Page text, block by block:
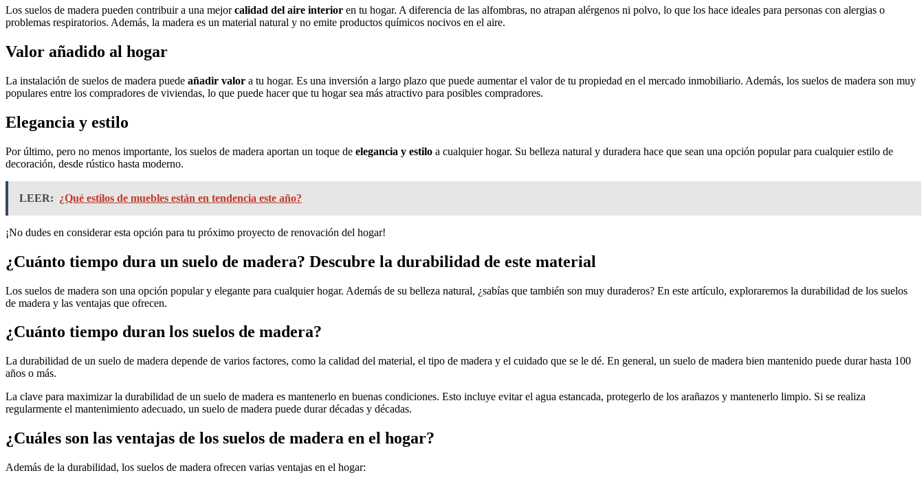
Los suelos de madera pueden contribuir a una mejorcalidad del aire interior en tu hogar. A diferencia de las alfombras, no atrapan alérgenos ni polvo, lo que los hace ideales para personas con alergias o
problemas respiratorios. Además, la madera es un material natural y no emite productos químicos nocivos en el aire.
Valor añadido al hogar
La instalación de suelos de madera puede añadir valor a tu hogar. Es una inversión a largo plazo que puede aumentar el valor de tu propiedad en el mercado inmobiliario. Además, los suelos de madera son muy
populares entre los compradores de viviendas, lo que puede hacer que tu hogar sea más atractivo para posibles compradores.
Elegancia y estilo
Por último, pero no menos importante, los suelos de madera aportan un toque de elegancia y estilo a cualquier hogar. Su belleza natural y duradera hace que sean una opción popular para cualquier estilo de
decoración, desde rústico hasta moderno.
LEER: ¿Qué estilos de muebles están en tendencia este año?
¡No dudes en considerar esta opción para tu próximo proyecto de renovación del hogar!
¿Cuánto tiempo dura un suelo de madera? Descubre la durabilidad de este material
Los suelos de madera son una opción popular y elegante para cualquier hogar. Además de su belleza natural, ¿sabías que también son muy duraderos? En este artículo, exploraremos la durabilidad de los suelos
de madera y las ventajas que ofrecen.
¿Cuánto tiempo duran los suelos de madera?
La durabilidad de un suelo de madera depende de varios factores, como la calidad del material, el tipo de madera y el cuidado que se le dé. En general, un suelo de madera bien mantenido puede durar hasta 100
años o más.
La clave para maximizar la durabilidad de un suelo de madera es mantenerlo en buenas condiciones. Esto incluye evitar el agua estancada, protegerlo de los arañazos y mantenerlo limpio. Si se realiza
regularmente el mantenimiento adecuado, un suelo de madera puede durar décadas y décadas.
¿Cuáles son las ventajas de los suelos de madera en el hogar?
Además de la durabilidad, los suelos de madera ofrecen varias ventajas en el hogar: